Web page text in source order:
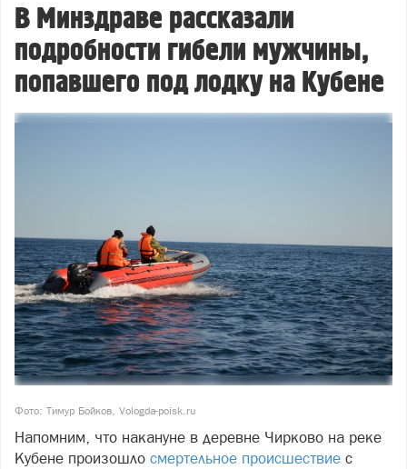
В Минздраве рассказали
подробности гибели мужчины,
попавшего под лодку на Кубене
Фото: Тимур Бойков, Vologda-poisk.ru
Напомним, что накануне в деревне Чирково на реке
Кубене произошло смертельное происшествие с